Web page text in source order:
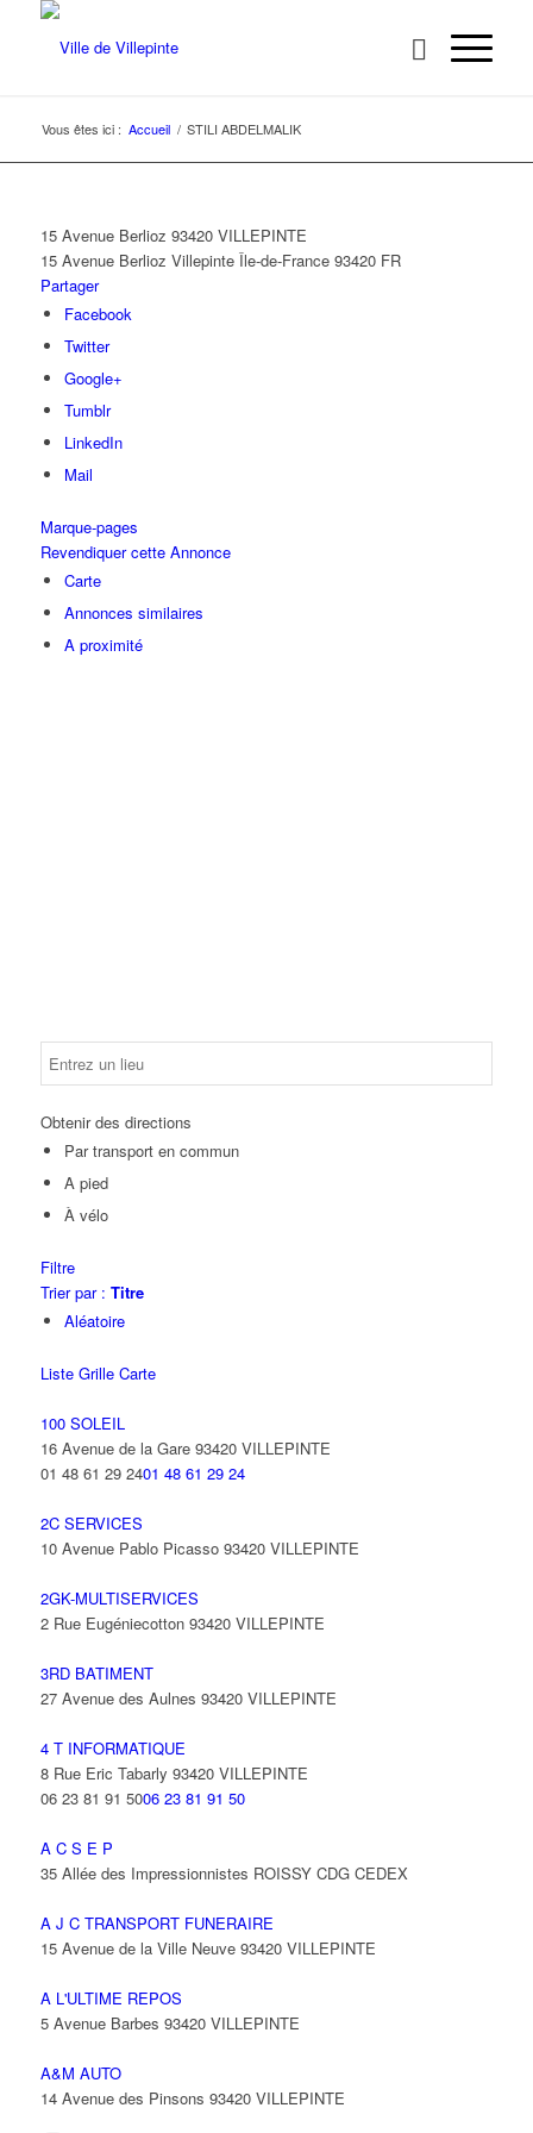
Vous êtes ici : Accueil / STILI ABDELMALIK
15 Avenue Berlioz 93420 VILLEPINTE
15 Avenue Berlioz Villepinte Île-de-France 93420 FR
Partager
Facebook
Twitter
Google+
Tumblr
LinkedIn
Mail
Marque-pages
Revendiquer cette Annonce
Carte
Annonces similaires
A proximité
Obtenir des directions
Par transport en commun
A pied
À vélo
Filtre
Trier par : Titre
Aléatoire
Liste Grille Carte
100 SOLEIL
16 Avenue de la Gare 93420 VILLEPINTE
01 48 61 29 2401 48 61 29 24
2C SERVICES
10 Avenue Pablo Picasso 93420 VILLEPINTE
2GK-MULTISERVICES
2 Rue Eugéniecotton 93420 VILLEPINTE
3RD BATIMENT
27 Avenue des Aulnes 93420 VILLEPINTE
4 T INFORMATIQUE
8 Rue Eric Tabarly 93420 VILLEPINTE
06 23 81 91 5006 23 81 91 50
A C S E P
35 Allée des Impressionnistes ROISSY CDG CEDEX
A J C TRANSPORT FUNERAIRE
15 Avenue de la Ville Neuve 93420 VILLEPINTE
A L'ULTIME REPOS
5 Avenue Barbes 93420 VILLEPINTE
A&M AUTO
14 Avenue des Pinsons 93420 VILLEPINTE